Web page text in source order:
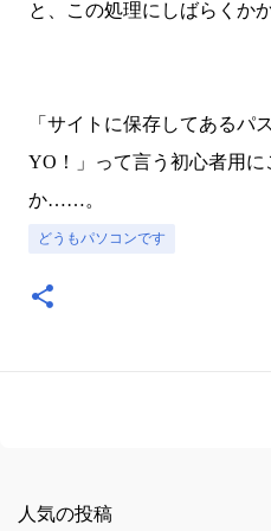
と、この処理にしばらくか
「サイトに保存してあるパ
YO！」って言う初心者用
か……。
どうもパソコンです
人気の投稿